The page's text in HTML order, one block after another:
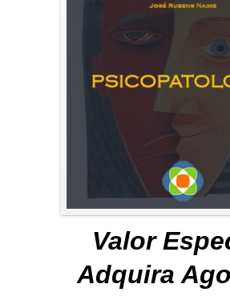
Valor
Adquira